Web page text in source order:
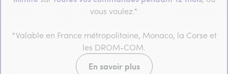
vous voulez.*
*Valable en France métropolitaine, Monaco, la Corse et
les DROM-COM.
En savoir plus